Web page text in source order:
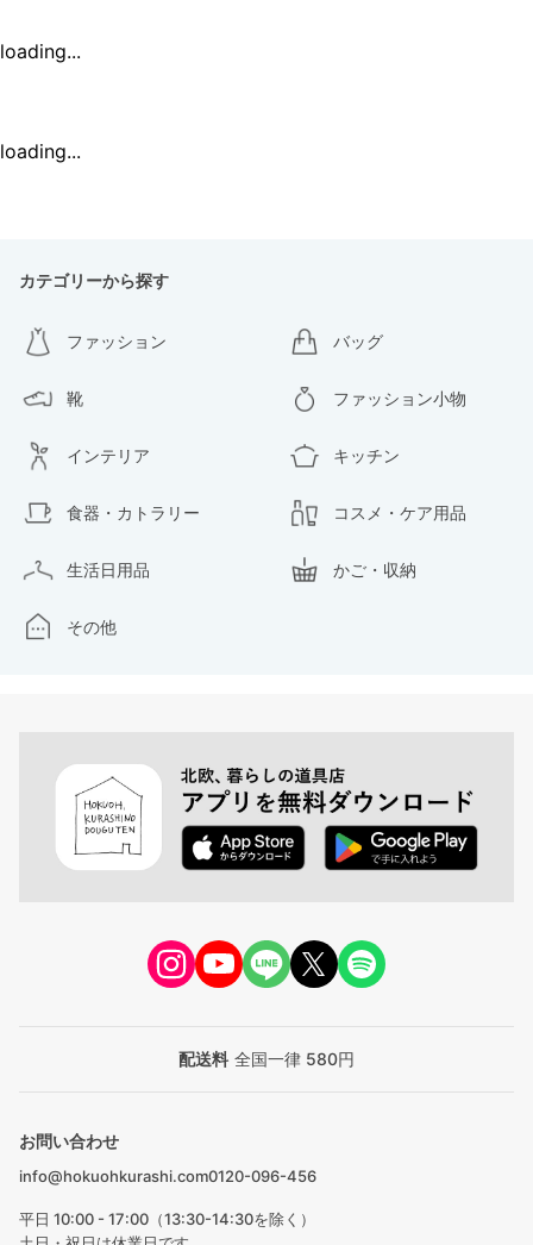
loading...
loading...
カテゴリーから探す
ファッション バッグ
靴 ファッション小物
インテリア キッチン
食器・カトラリー コスメ・ケア用品
生活日用品 かご・収納
その他
配送料 全国一律 580円
お問い合わせ
info@hokuohkurashi.com0120-096-456
平日 10:00 - 17:00（13:30-14:30を除く）